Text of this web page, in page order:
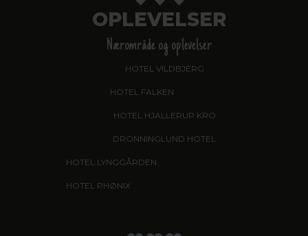
OPLEVELSER
Nærområde og oplevelser
HOTEL VILDBJERG
HOTEL FALKEN
HOTEL HJALLERUP KRO
DRONNINGLUND HOTEL
HOTEL LYNGGÅRDEN
HOTEL PHØNIX